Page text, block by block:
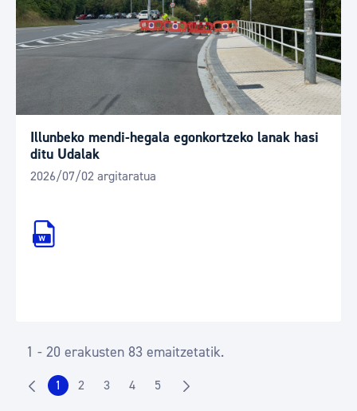
Illunbeko mendi-hegala egonkortzeko lanak hasi
ditu Udalak
2026/07/02 argitaratua
1 - 20 erakusten 83 emaitzetatik.
Orrialdea
1 Orrialdea
2 Orrialdea
3 Orrialdea
4 Orrialdea
5